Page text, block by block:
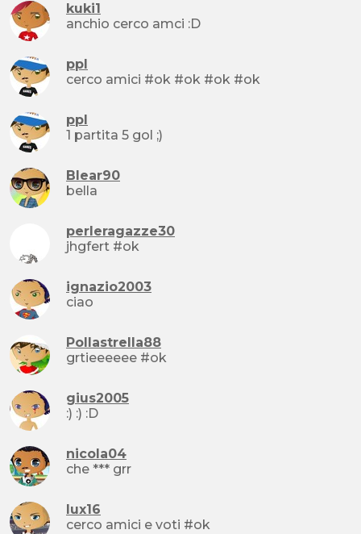
kuki1
anchio cerco amci :D
ppl
cerco amici #ok #ok #ok #ok
ppl
1 partita 5 gol ;)
Blear90
bella
perleragazze30
jhgfert #ok
ignazio2003
ciao
Pollastrella88
grtieeeeee #ok
gius2005
:) :) :D
nicola04
che *** grr
lux16
cerco amici e voti #ok